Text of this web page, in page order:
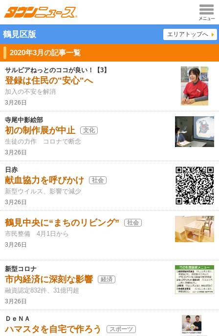
メニュ
ー
鶴見区版 エリアトップへ
2020年3月の記事一覧
サルビアねっとのココが良い！【3】
登録は住民の"安心"へ
加入の不安を解消
3月26日
寺尾中影絵部
初の制作展が中止 文化
生徒の力作 コロナで断念
3月26日
日赤
献血協力を呼びかけ 社会
新型ウイルス、影響で減少
3月26日
鶴見中央に“まちのリビング” 社会
市民整備 4月1日から
3月26日
新型コロナ
市内経済に深刻な影響 経済
融資認定832件、31億円超
3月26日
ＤｅＮＡ
ハマスタを自宅で作ろう スポーツ